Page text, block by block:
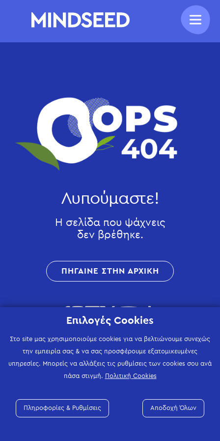
Λυπούμαστε!
Η σελίδα που ψάχνεις
δεν βρέθηκε.
ΠΗΓΑΙΝΕ ΣΤΗΝ ΑΡΧΙΚΗ
Επιλογές Cookies
Στο site μας χρησιμοποιούμε cookies για να βελτιώνουμε συνεχώς
την εμπειρία σας & να σας προσφέρουμε εξατομικευμένες
υπηρεσίες. Μπορείς να αλλάξεις τις ρυθμίσεις των cookies σου ανά
πάσα στιγμή. Πολιτική Cookies
Πληροφορίες & Ρυθμίσεις Αποδοχή Όλων